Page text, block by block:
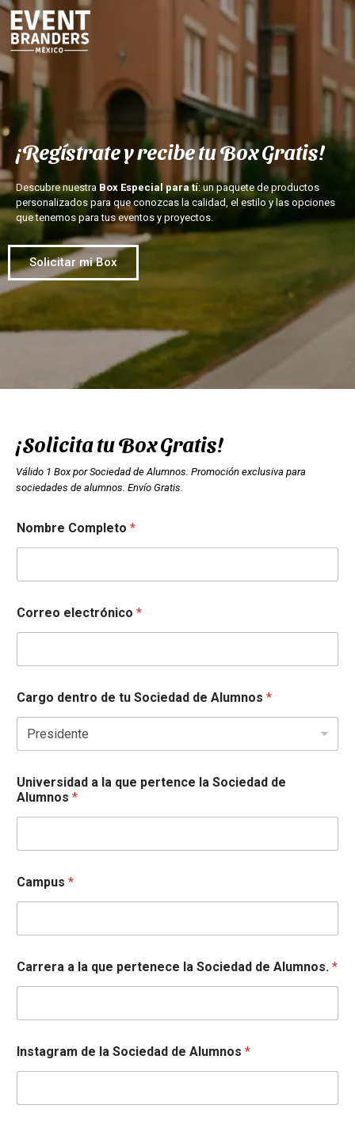
¡Regístrate y recibe tu Box Gratis!
Descubre nuestra Box Especial para tí: un paquete de productos
personalizados para que conozcas la calidad, el estilo y las opciones
que tenemos para tus eventos y proyectos.
Solicitar mi Box
¡Solicita tu Box Gratis!
Válido 1 Box por Sociedad de Alumnos. Promoción exclusiva para
sociedades de alumnos. Envío Gratis.
Nombre Completo *
Correo electrónico *
Cargo dentro de tu Sociedad de Alumnos *
Universidad a la que pertence la Sociedad de
Alumnos *
Campus *
Carrera a la que pertenece la Sociedad de Alumnos. *
Instagram de la Sociedad de Alumnos *